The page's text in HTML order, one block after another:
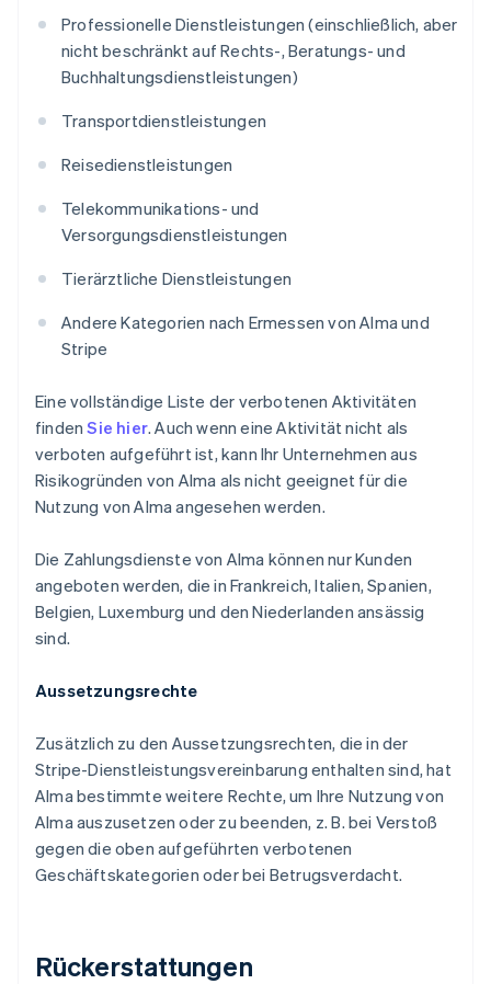
Professionelle Dienstleistungen (einschließlich, aber
nicht beschränkt auf Rechts-, Beratungs- und
Buchhaltungsdienstleistungen)
Transportdienstleistungen
Reisedienstleistungen
Telekommunikations- und
Versorgungsdienstleistungen
Tierärztliche Dienstleistungen
Andere Kategorien nach Ermessen von Alma und
Stripe
Eine vollständige Liste der verbotenen Aktivitäten
findenSie hier. Auch wenn eine Aktivität nicht als
verboten aufgeführt ist, kann Ihr Unternehmen aus
Risikogründen von Alma als nicht geeignet für die
Nutzung von Alma angesehen werden.
Die Zahlungsdienste von Alma können nur Kunden
angeboten werden, die in Frankreich, Italien, Spanien,
Belgien, Luxemburg und den Niederlanden ansässig
sind.
Aussetzungsrechte
Zusätzlich zu den Aussetzungsrechten, die in der
Stripe-Dienstleistungsvereinbarung enthalten sind, hat
Alma bestimmte weitere Rechte, um Ihre Nutzung von
Alma auszusetzen oder zu beenden, z. B. bei Verstoß
gegen die oben aufgeführten verbotenen
Geschäftskategorien oder bei Betrugsverdacht.
Rückerstattungen